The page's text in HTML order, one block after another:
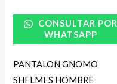
CONSULTAR POR
WHATSAPP
PANTALON GNOMO
SHELMES HOMBRE